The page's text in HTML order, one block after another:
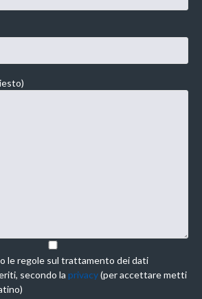
le regole sul trattamento dei dati
secondo la privacy(per accettare metti